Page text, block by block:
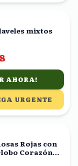
mixtos
AHORA!
URGENTE
Rojas con
Corazón